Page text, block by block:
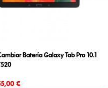
Batería Galaxy Tab Pro 10.1
€